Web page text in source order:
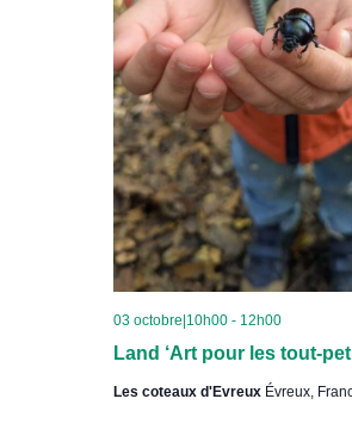
Land ‘Art pour les tout-
03 octobre|10h00- 12h00
Les coteaux d'Evreux Évreux,